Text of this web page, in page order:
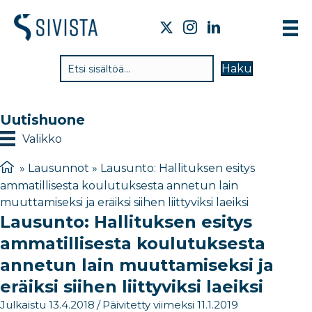
Haku
Uutishuone
Valikko
» Lausunnot » Lausunto: Hallituksen esitys
ammatillisesta koulutuksesta annetun lain
muuttamiseksi ja eräiksi siihen liittyviksi laeiksi
Lausunto: Hallituksen esitys
ammatillisesta koulutuksesta
annetun lain muuttamiseksi ja
eräiksi siihen liittyviksi laeiksi
Julkaistu 13.4.2018 / Päivitetty viimeksi 11.1.2019